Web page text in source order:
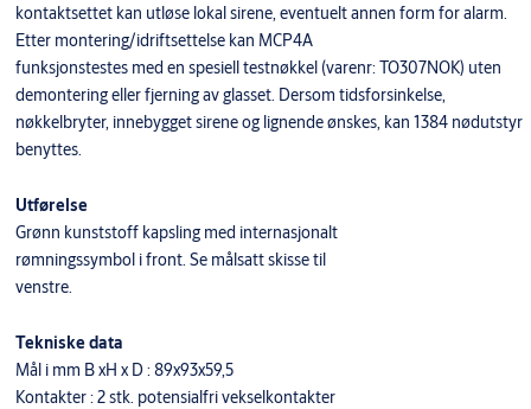
kontaktsettet kan utløse lokal sirene, eventuelt annen form for alarm.
Etter montering/idriftsettelse kan MCP4A
funksjonstestes med en spesiell testnøkkel (varenr: TO307NOK) uten
demontering eller fjerning av glasset. Dersom tidsforsinkelse,
nøkkelbryter, innebygget sirene og lignende ønskes, kan 1384 nødutstyr
benyttes.
Utførelse
Grønn kunststoff kapsling med internasjonalt
rømningssymbol i front. Se målsatt skisse til
venstre.
Tekniske data
Mål i mm B xH x D : 89x93x59,5
Kontakter : 2 stk. potensialfri vekselkontakter